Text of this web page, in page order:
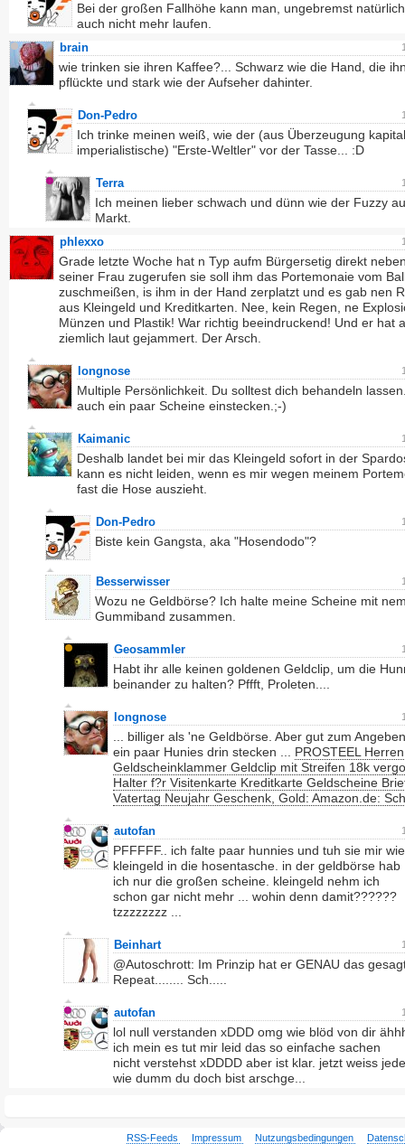
Bei der großen Fallhöhe kann man, ungebremst
auch nicht mehr laufen.
brain
wie trinken sie ihren Kaffee?... Schwarz wie die Hand, die
pflückte und stark wie der Aufseher dahinter.
Don-Pedro
Ich trinke meinen weiß, wie der (aus Überzeugung
imperialistische) "Erste-Weltler" vor der Tasse... :D
Terra
Ich meinen lieber schwach und dünn wie der Fuzzy
Markt.
phlexxo
Grade letzte Woche hat n Typ aufm Bürgersetig direkt
seiner Frau zugerufen sie soll ihm das Portemonaie vom
zuschmeißen, is ihm in der Hand zerplatzt und es gab nen
aus Kleingeld und Kreditkarten. Nee, kein Regen, ne
Münzen und Plastik! War richtig beeindruckend! Und er hat
ziemlich laut gejammert. Der Arsch.
longnose
Multiple Persönlichkeit. Du solltest dich behandeln
auch ein paar Scheine einstecken.;-)
Kaimanic
Deshalb landet bei mir das Kleingeld sofort in der
kann es nicht leiden, wenn es mir wegen meinem
fast die Hose auszieht.
Don-Pedro
Biste kein Gangsta, aka "Hosendodo"?
Besserwisser
Wozu ne Geldbörse? Ich halte meine Scheine mit
Gummiband zusammen.
Geosammler
Habt ihr alle keinen goldenen Geldclip, um die
beinander zu halten? Pffft, Proleten....
longnose
... billiger als 'ne Geldbörse. Aber gut zum
ein paar Hunies drin stecken ... PROSTEEL Herren
Geldscheinklammer Geldclip mit Streifen 18k
Halter f?r Visitenkarte Kreditkarte Geldscheine
Vatertag Neujahr Geschenk, Gold: Amazon.de:
autofan
PFFFFF.. ich falte paar hunnies und tuh sie mir wie
kleingeld in die hosentasche. in der geldbörse hab
ich nur die großen scheine. kleingeld nehm ich
schon gar nicht mehr ... wohin denn damit??????
tzzzzzzzz ...
Beinhart
@Autoschrott: Im Prinzip hat er GENAU das
Repeat........ Sch.....
autofan
lol null verstanden xDDD omg wie blöd von dir
ich mein es tut mir leid das so einfache sachen
nicht verstehst xDDDD aber ist klar. jetzt weiss
wie dumm du doch bist arschge...
RSS-Feeds Impressum Nutzungsbedingungen